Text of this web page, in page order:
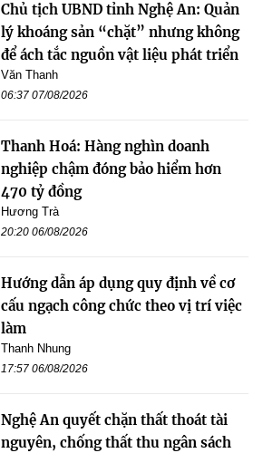
Chủ tịch UBND tỉnh Nghệ An: Quản
lý khoáng sản “chặt” nhưng không
để ách tắc nguồn vật liệu phát triển
Văn Thanh
06:37 07/08/2026
Thanh Hoá: Hàng nghìn doanh
nghiệp chậm đóng bảo hiểm hơn
470 tỷ đồng
Hương Trà
20:20 06/08/2026
Hướng dẫn áp dụng quy định về cơ
cấu ngạch công chức theo vị trí việc
làm
Thanh Nhung
17:57 06/08/2026
Nghệ An quyết chặn thất thoát tài
nguyên, chống thất thu ngân sách